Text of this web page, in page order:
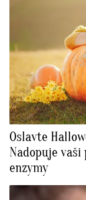
Oslavte
Nadopuje
enzymy